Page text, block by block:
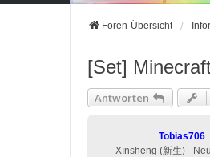
Foren-Übersicht
[Set]
Antworten
Tobias706
Xīnshēng (新生) -